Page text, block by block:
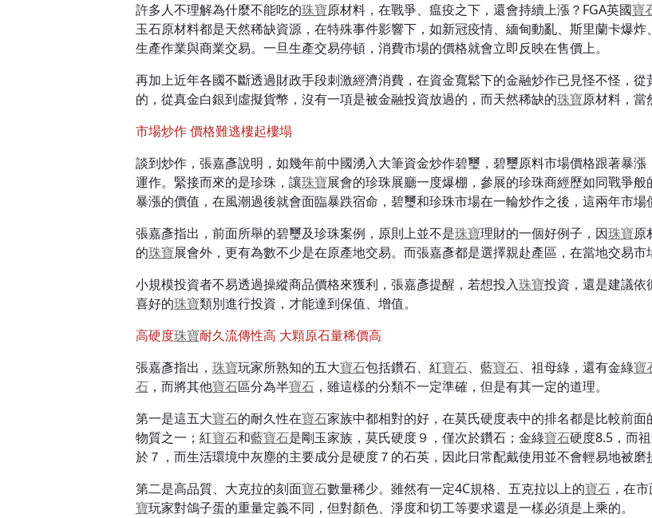
許多人不理解為什麼不能吃的珠寶原材料，在戰爭、瘟疫之下，還會持續上漲？FGA英國寶
玉石原材料都是天然稀缺資源，在特殊事件影響下，如新冠疫情、緬甸動亂、斯里蘭卡爆
生產作業與商業交易。一旦生產交易停頓，消費市場的價格就會立即反映在售價上。
再加上近年各國不斷透過財政手段刺激經濟消費，在資金寬鬆下的金融炒作已見怪不怪，
的，從真金白銀到虛擬貨幣，沒有一項是被金融投資放過的，而天然稀缺的珠寶原材料，當
市場炒作 價格難逃樓起樓塌
談到炒作，張嘉彥說明，如幾年前中國湧入大筆資金炒作碧璽，碧璽原料市場價格跟著暴漲
運作。緊接而來的是珍珠，讓珠寶展會的珍珠展廳一度爆棚，參展的珍珠商經歷如同戰爭
暴漲的價值，在風潮過後就會面臨暴跌宿命，碧璽和珍珠市場在一輪炒作之後，這兩年市場
張嘉彥指出，前面所舉的碧璽及珍珠案例，原則上並不是珠寶理財的一個好例子，因珠寶原
的珠寶展會外，更有為數不少是在原產地交易。而張嘉彥都是選擇親赴產區，在當地交易市
小規模投資者不易透過操縱商品價格來獲利，張嘉彥提醒，若想投入珠寶投資，還是建議依
喜好的珠寶類別進行投資，才能達到保值、增值。
高硬度珠寶耐久流傳性高 大顆原石量稀價高
張嘉彥指出， 珠寶玩家所熟知的五大寶石包括鑽石、紅寶石、藍寶石、祖母綠，還有金綠寶
石，而將其他寶石區分為半寶石，雖這樣的分類不一定準確，但是有其一定的道理。
第一是這五大寶石的耐久性在寶石家族中都相對的好，在莫氏硬度表中的排名都是比較前
物質之一；紅寶石和藍寶石是剛玉家族，莫氏硬度９，僅次於鑽石；金綠寶石硬度8.5，而
於７，而生活環境中灰塵的主要成分是硬度７的石英，因此日常配戴使用並不會輕易地被磨
第二是高品質、大克拉的刻面寶石數量稀少。雖然有一定4C規格、五克拉以上的寶石，在
寶玩家對鴿子蛋的重量定義不同，但對顏色、淨度和切工等要求還是一樣必須是上乘的。